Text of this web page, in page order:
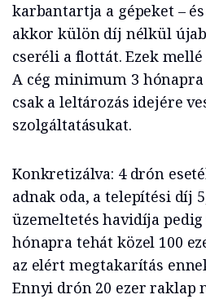
karbantartja a gépeket –
akkor külön díj nélkül
cseréli a flottát. Ezek
A cég minimum 3
csak a leltározás idejére
szolgáltatásukat.
Konkretizálva: 4 drón
adnak oda, a telepítési díj
üzemeltetés havidíja
hónapra tehát közel 100
az elért megtakarítás
Ennyi drón 20 ezer raklap